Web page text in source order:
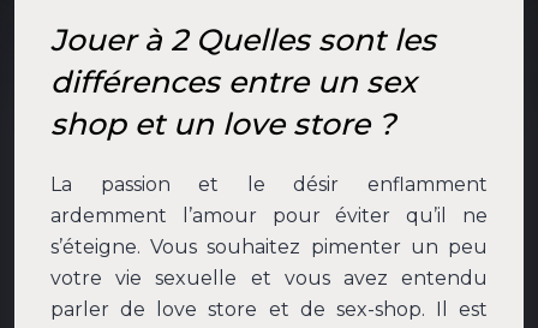
Jouer à 2 Quelles sont les
différences entre un sex
shop et un love store ?
La passion et le désir enflamment
ardemment l’amour pour éviter qu’il ne
s’éteigne. Vous souhaitez pimenter un peu
votre vie sexuelle et vous avez entendu
parler de love store et de sex-shop. Il est